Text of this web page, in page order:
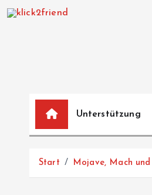
Unterstützung
Start Mojave, Mach